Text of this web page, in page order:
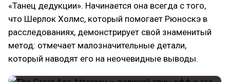
«Танец дедукции». Начинается она всегда с того,
что Шерлок Холмс, который помогает Рюноскэ в
расследованиях, демонстрирует свой знаменитый
метод: отмечает малозначительные детали,
который наводят его на неочевидные выводы.